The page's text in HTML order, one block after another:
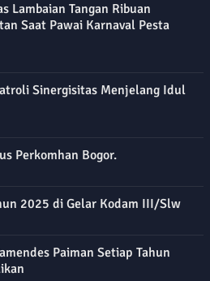
Lambaian Tangan Ribuan
Saat Pawai Karnaval Pesta
Sinergisitas Menjelang Idul
Perkomhan Bogor.
2025 di Gelar Kodam III/Slw
Paiman Setiap Tahun